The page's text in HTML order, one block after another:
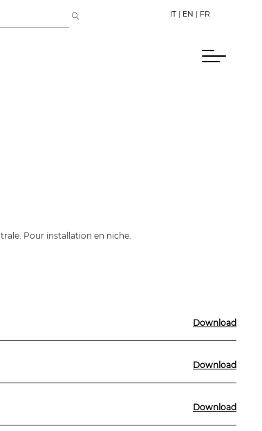
IT | EN | FR
Pour installation en niche.
Download
Download
Download